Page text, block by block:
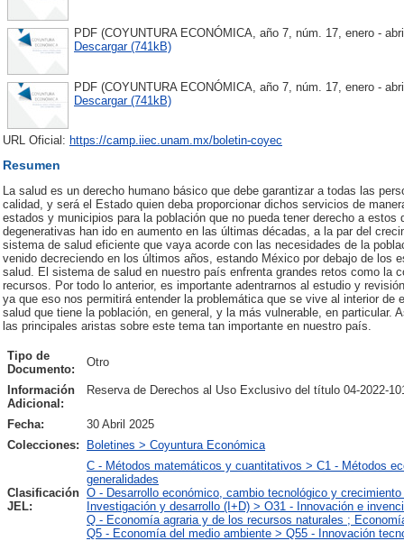
PDF (COYUNTURA ECONÓMICA, año 7, núm. 17, enero -
Descargar (741kB)
PDF (COYUNTURA ECONÓMICA, año 7, núm. 17, enero -
Descargar (741kB)
URL Oficial: https://camp.iiec.unam.mx/boletin-coyec
Resumen
La salud es un derecho humano básico que debe garantizar a todas las
calidad, y será el Estado quien deba proporcionar dichos servicios de
estados y municipios para la población que no pueda tener derecho a
degenerativas han ido en aumento en las últimas décadas, a la par del
sistema de salud eficiente que vaya acorde con las necesidades de la
venido decreciendo en los últimos años, estando México por debajo de los
salud. El sistema de salud en nuestro país enfrenta grandes retos como la
recursos. Por todo lo anterior, es importante adentrarnos al estudio y
ya que eso nos permitirá entender la problemática que se vive al interior
salud que tiene la población, en general, y la más vulnerable, en particular.
las principales aristas sobre este tema tan importante en nuestro país.
Tipo de
Documento:
Otro
Información
Adicional:
Reserva de Derechos al Uso Exclusivo del título 04-2022-
Fecha:
30 Abril 2025
Colecciones:
Boletines > Coyuntura Económica
Clasificación
JEL:
C - Métodos matemáticos y cuantitativos > C1 - Métodos
generalidades
O - Desarrollo económico, cambio tecnológico y
Investigación y desarrollo (I+D) > O31 - Innovación e
Q - Economía agraria y de los recursos naturales ;
Q5 - Economía del medio ambiente > Q55 - Innovación